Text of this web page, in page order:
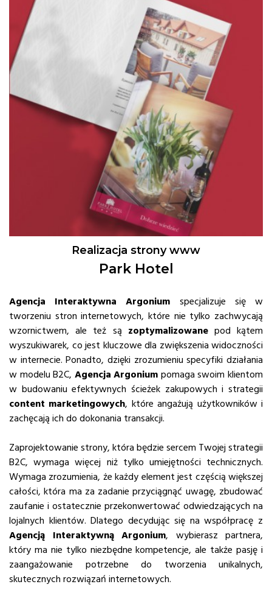
Realizacja strony www
Park Hotel
Agencja Interaktywna Argonium specjalizuje się w
tworzeniu stron internetowych, które nie tylko zachwycają
wzornictwem, ale też są zoptymalizowanepod kątem
wyszukiwarek, co jest kluczowe dla zwiększenia widoczności
w internecie. Ponadto, dzięki zrozumieniu specyfiki działania
w modelu B2C, Agencja Argonium pomaga swoim klientom
w budowaniu efektywnych ścieżek zakupowych i strategii
content marketingowych, które angażują użytkowników i
zachęcają ich do dokonania transakcji.
Zaprojektowanie strony, która będzie sercem Twojej strategii
B2C, wymaga więcej niż tylko umiejętności technicznych.
Wymaga zrozumienia, że każdy element jest częścią większej
całości, która ma za zadanie przyciągnąć uwagę, zbudować
zaufanie i ostatecznie przekonwertować odwiedzających na
lojalnych klientów. Dlatego decydując się na współpracę z
Agencją Interaktywną Argonium, wybierasz partnera,
który ma nie tylko niezbędne kompetencje, ale także pasję i
zaangażowanie potrzebne do tworzenia unikalnych,
skutecznych rozwiązań internetowych.